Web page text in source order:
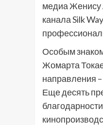
медиа Женису
канала Silk
Особым
Жомарта
направления
Еще десять